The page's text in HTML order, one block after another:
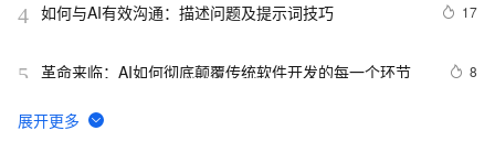
4 如何与AI有效沟通：描述问题及提示词技巧 17
5 革命来临：AI如何彻底颠覆传统软件开发的每一个环节 8
6
89.4K star！这个开源LLM应用开发平台，让你轻松构建